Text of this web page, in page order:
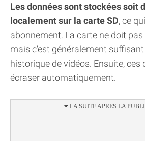
Les données sont stockées soit
localement sur la carte SD, ce
abonnement. La carte ne doit
mais c'est généralement
historique de vidéos. Ensuite, ces
écraser automatiquement.